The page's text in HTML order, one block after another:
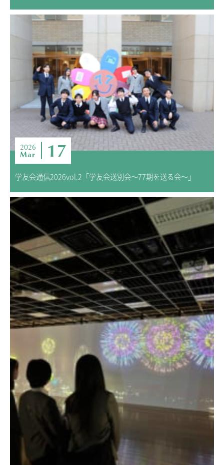
2026
Mar 17
学友会通信2026vol.2「学友会送別会～77期を送る会～」